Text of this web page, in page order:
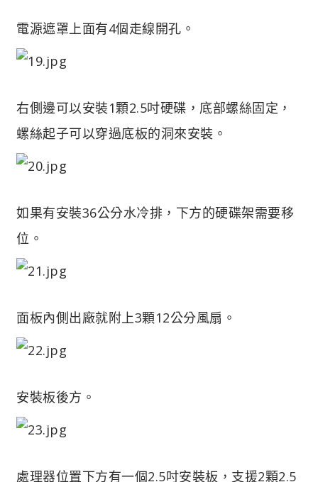
電源遮罩上面有4個走線開孔。
右側邊可以安裝1顆2.5吋硬碟，底部螺絲固定，
螺絲起子可以穿過底板的洞來安裝。
如果有安裝36公分水冷排，下方的硬碟架需要移
位。
面板內側出廠就附上3顆12公分風扇。
安裝板後方。
處理器位置下方有一個2.5吋安裝板，支援2顆2.5